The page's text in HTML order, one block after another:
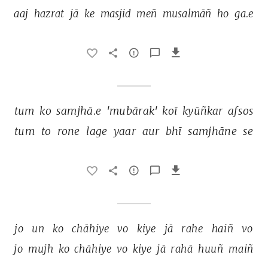
aaj hazrat jā ke masjid meñ musalmāñ ho ga.e
tum ko samjhā.e 'mubārak' koī kyūñkar afsos
tum to rone lage yaar aur bhī samjhāne se
jo un ko chāhiye vo kiye jā rahe haiñ
vo
jo mujh ko chāhiye vo kiye jā rahā huuñ maiñ